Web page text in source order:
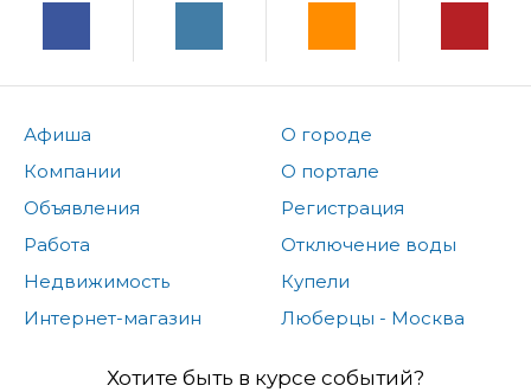
Афиша
Компании
Объявления
Работа
Недвижимость
Интернет-магазин
О городе
О портале
Регистрация
Отключение воды
Купели
Люберцы - Москва
Хотите быть в курсе событий?